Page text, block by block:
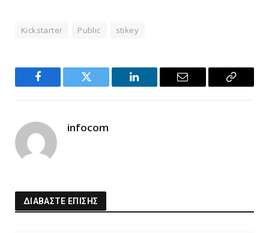
Kickstarter Public stikey
Facebook Twitter LinkedIn Email
Copy
infocom
ΔΙΑΒΑΣΤΕ ΕΠΙΣΗΣ